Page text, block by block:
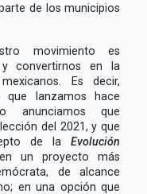
de los municipios
movimiento es
convertirnos en la
Es decir,
que lanzamos hace
anunciamos que
del 2021, y que
de laEvolución
un proyecto más
de alcance
en una opción que